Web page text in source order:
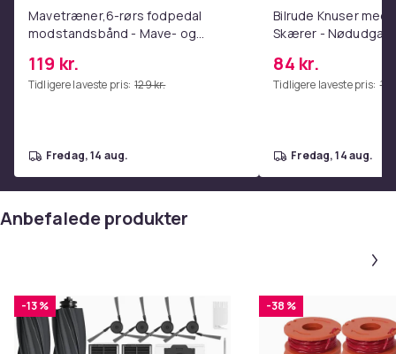
Mavetræner,6-rørs fodpedal
modstandsbånd - Mave- og
hjemmetræningscenter Pink
119 kr.
Tidligere laveste pris: 129 kr.
fredag, 14 aug.
Bilrude Knuser med
Skærer -
Red
84 kr.
Tidligere laveste pris:
fredag, 14 aug.
Anbefalede produkter
-13 % -38 %